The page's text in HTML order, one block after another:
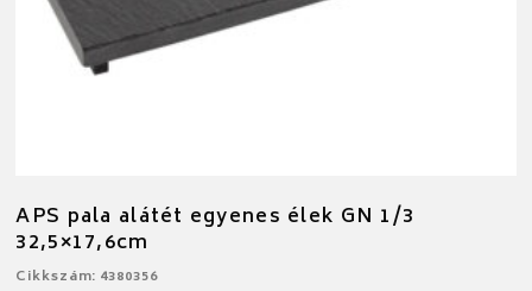
APS pala alátét egyenes élek GN 1/3
32,5×17,6cm
Cikkszám: 4380356